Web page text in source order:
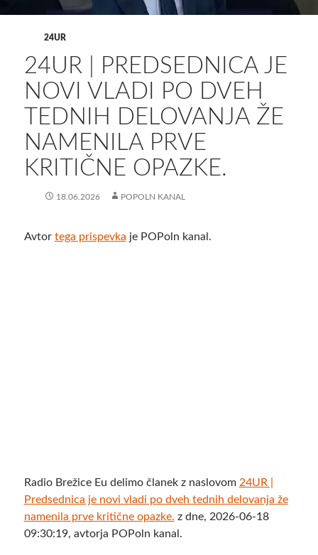
24UR
24UR | PREDSEDNICA JE
NOVI VLADI PO DVEH
TEDNIH DELOVANJA ŽE
NAMENILA PRVE
KRITIČNE OPAZKE.
18.06.2026 POPOLN KANAL
Avtor tega prispevka je POPoln kanal.
Radio Brežice Eu delimo članek z naslovom 24UR |
Predsednica je novi vladi po dveh tednih delovanja že
namenila prve kritične opazke. z dne, 2026-06-18
09:30:19, avtorja POPoln kanal.